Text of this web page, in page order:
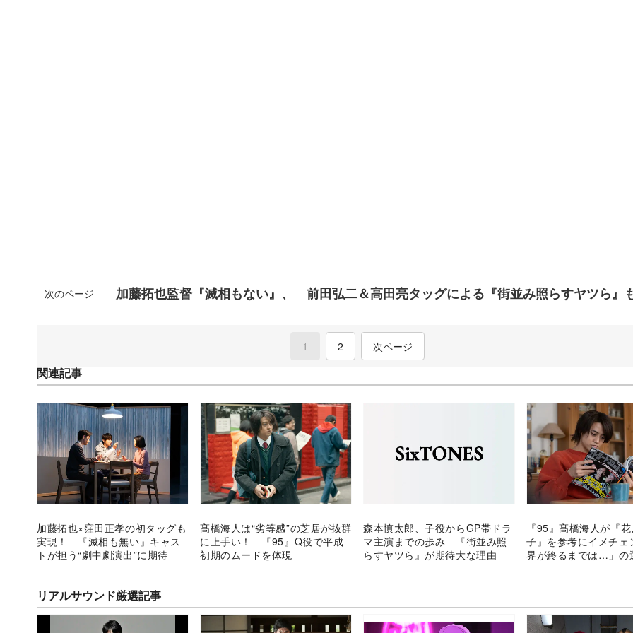
次のページ 加藤拓也監督『滅相もない』、 前田弘二＆高田亮タッグによる『街並み照らすヤツら』
1 (current)
2 次ページ
関連記事
加藤拓也×窪田正孝の初タッグも
実現！ 『滅相も無い』キャス
トが担う“劇中劇演出”に期待
髙橋海人は“劣等感”の芝居が抜群
に上手い！ 『95』Q役で平成
初期のムードを体現
森本慎太郎、子役からGP帯ドラ
マ主演までの歩み 『街並み照
らすヤツら』が期待大な理由
『95』髙橋海人が『
子』を参考にイメチ
界が終るまでは…」の
リアルサウンド厳選記事